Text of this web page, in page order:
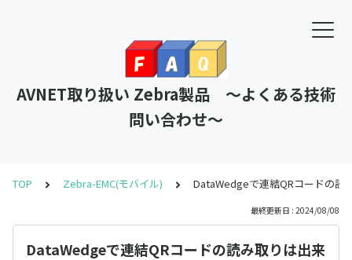
AVNET取り扱い Zebra製品 ～よくある技術
問い合わせ～
TOP Zebra-EMC(モバイル) DataWedgeで連結QRコードの読
最終更新日 : 2024/08/08
DataWedgeで連結QRコードの読み取りは出来